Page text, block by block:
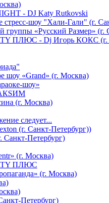
- DJ Katy Rutkovski
стресс-шоу "Хали-Гали" (г.
группы «Русский Размер» (г.
ПЛЮС - Dj Игорь КОКС (г.
шоу «Grand» (г. Москва)
шоу»
(г. Москва)
следует...
(г. Санкт-Петербург))
Петербург)
(г. Москва)
ПЛЮС
(г. Москва)
Петербург)